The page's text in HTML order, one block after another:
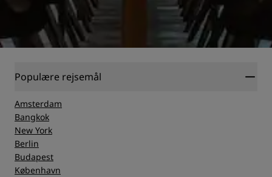
Populære rejsemål
Amsterdam
Bangkok
New York
Berlin
Budapest
København